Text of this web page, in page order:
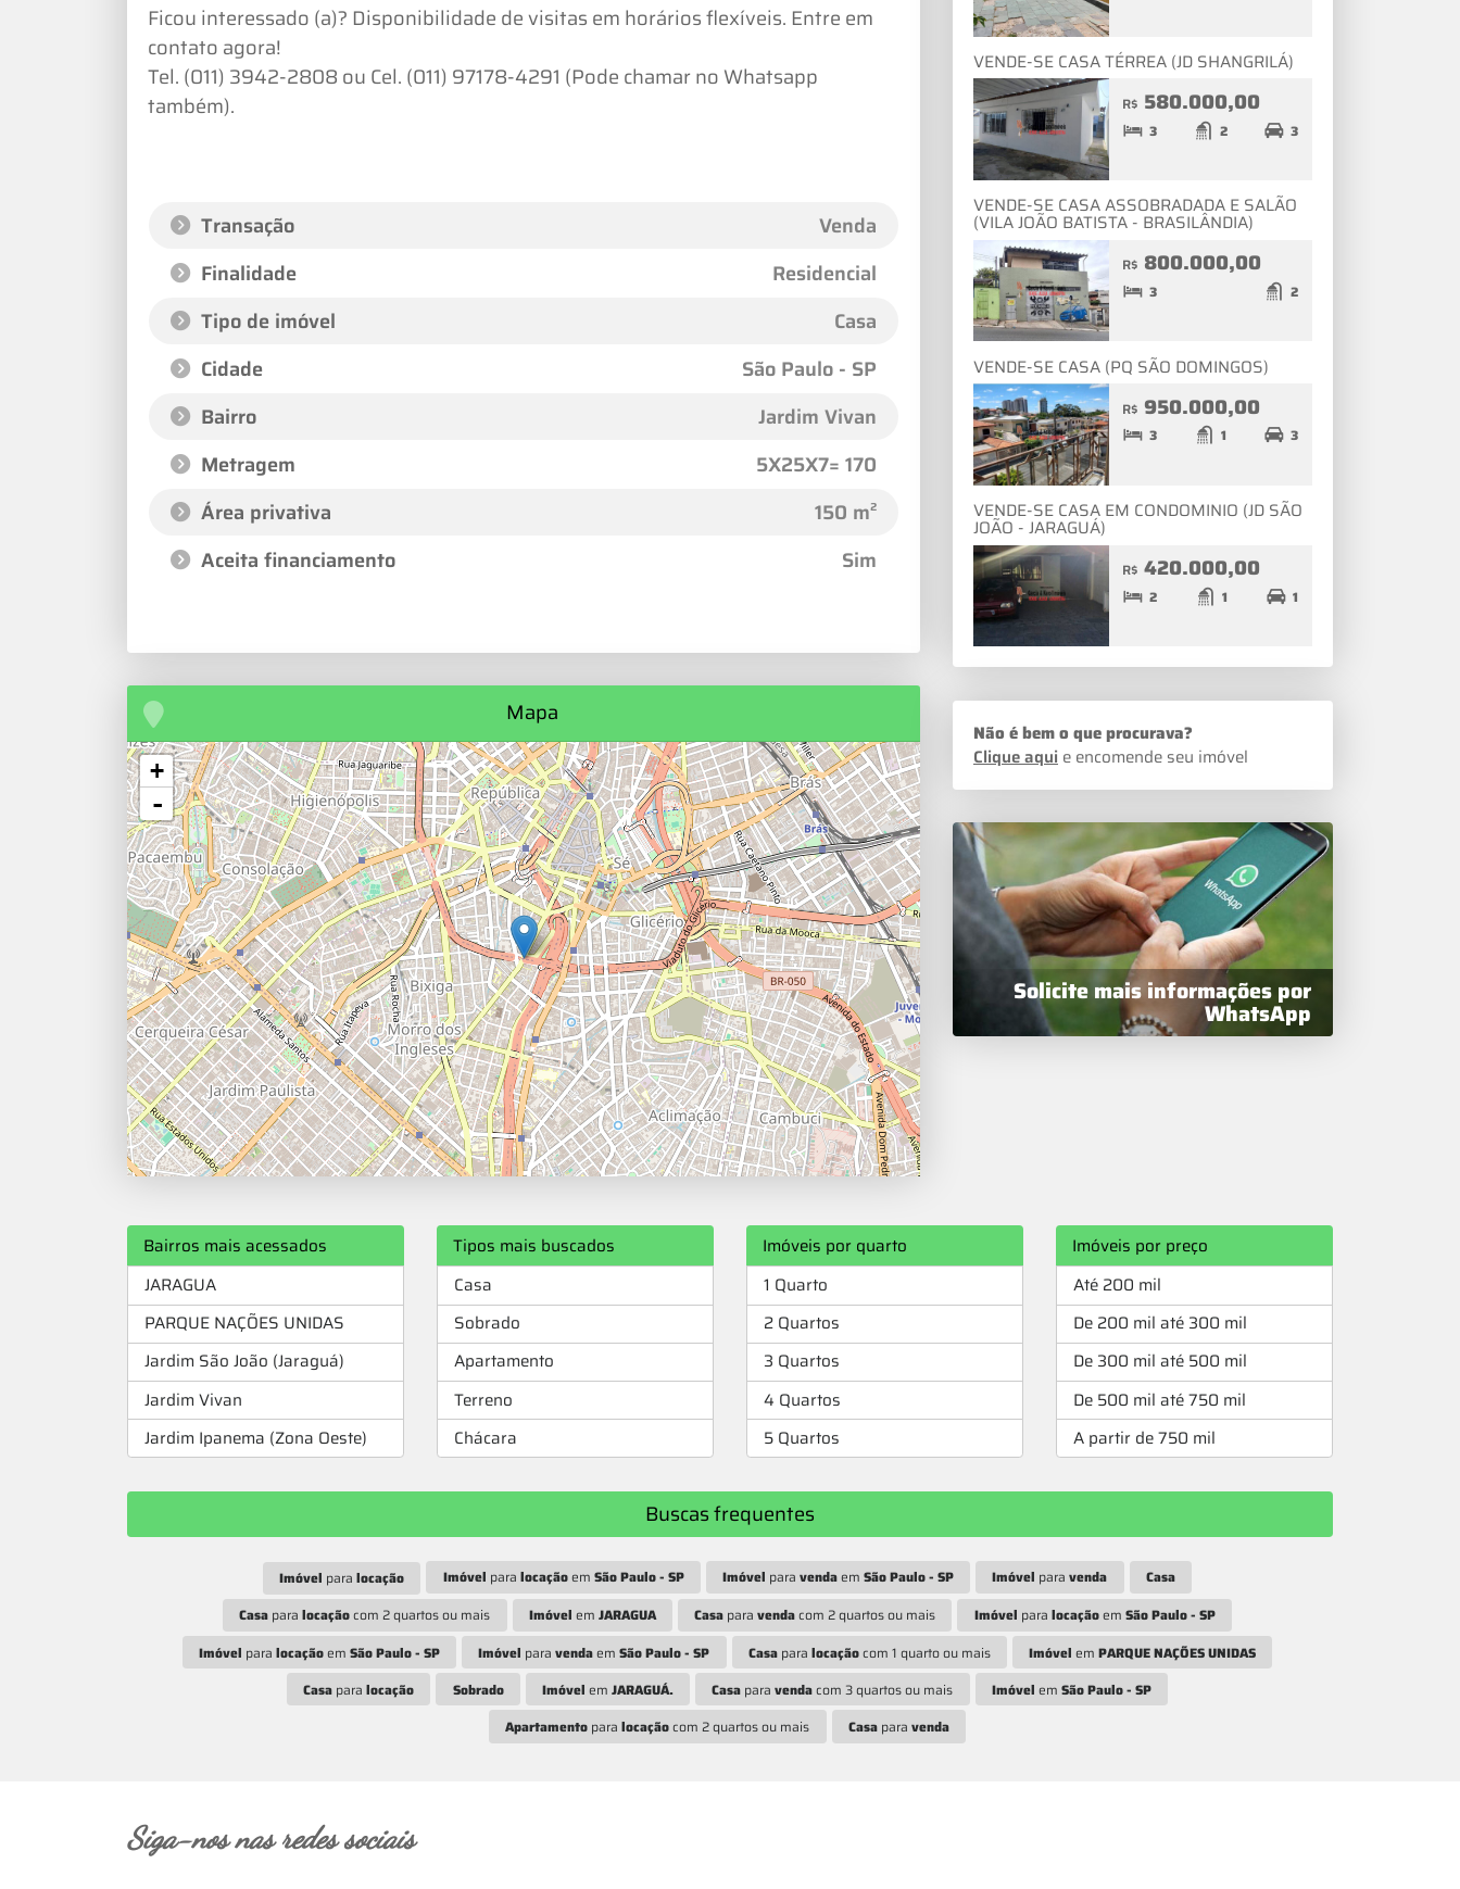
Ficou interessado (a)? Disponibilidade de visitas em horários flexíveis. Entre em
contato agora!
Tel. (011) 3942-2808 ou Cel. (011) 97178-4291 (Pode chamar no Whatsapp
também).
Transação
Venda
Finalidade
Residencial
Tipo de imóvel
Casa
Cidade
São Paulo - SP
Bairro
Jardim Vivan
Metragem
5X25X7= 170
Área privativa
150 m²
Aceita financiamento
Sim
Mapa
+
-
VENDE-SE CASA TÉRREA (JD SHANGRILÁ)
R$ 580.000,00
3 2 3
VENDE-SE CASA ASSOBRADADA E SALÃO
(VILA JOÃO BATISTA - BRASILÂNDIA)
R$ 800.000,00
3 2
VENDE-SE CASA (PQ SÃO DOMINGOS)
R$ 950.000,00
3 1 3
VENDE-SE CASA EM CONDOMINIO (JD SÃO
JOÃO - JARAGUÁ)
R$ 420.000,00
2 1 1
Não é bem o que procurava?
Clique aqui e encomende seu imóvel
Solicite mais informações por
WhatsApp
Bairros mais acessados
JARAGUA
PARQUE NAÇÕES UNIDAS
Jardim São João (Jaraguá)
Jardim Vivan
Jardim Ipanema (Zona Oeste)
Tipos mais buscados
Casa
Sobrado
Apartamento
Terreno
Chácara
Imóveis por quarto
1 Quarto
2 Quartos
3 Quartos
4 Quartos
5 Quartos
Imóveis por preço
Até 200 mil
De 200 mil até 300 mil
De 300 mil até 500 mil
De 500 mil até 750 mil
A partir de 750 mil
Buscas frequentes
Imóvel paralocação Imóvel para locaçãoem São Paulo - SP Imóvel para vendaem São Paulo - SP Imóvel paravenda
Casa
Casa paralocaçãocom 2 quartos ou mais Imóvel em JARAGUA Casa paravendacom 2 quartos ou mais Imóvel para locaçãoem São Paulo - SP
Imóvel para locaçãoem São Paulo - SP Imóvel paravendaemSão Paulo - SP Casapara locaçãocom 1 quarto ou mais Imóvel emPARQUE NAÇÕES UNIDAS
Casa paralocação Sobrado Imóvel em JARAGUÁ. Casa paravendacom 3 quartos ou mais Imóvel em São Paulo - SP
Apartamento paralocaçãocom 2 quartos ou mais Casapara venda
Siga-nos nas redes sociais